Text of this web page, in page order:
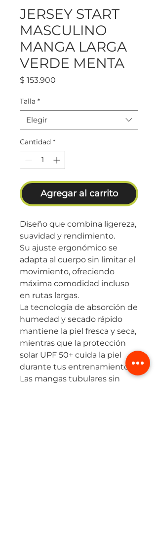
JERSEY START
MASCULINO
MANGA LARGA
VERDE MENTA
$ 153.900
Talla *
Elegir
Cantidad *
Agregar al carrito
Diseño que combina ligereza,
suavidad y rendimiento.
Su ajuste ergonómico se
adapta al cuerpo sin limitar el
movimiento, ofreciendo
máxima comodidad incluso
en rutas largas.
La tecnología de absorción de
humedad y secado rápido
mantiene la piel fresca y seca,
mientras que la protección
solar UPF 50+ cuida la piel
durante tus entrenamientos.
Las mangas tubulares sin